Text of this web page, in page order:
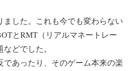
ました。これも今でも変わらない
とRMT（リアルマネートレー
どでした。
であったり、そのゲーム本来の楽